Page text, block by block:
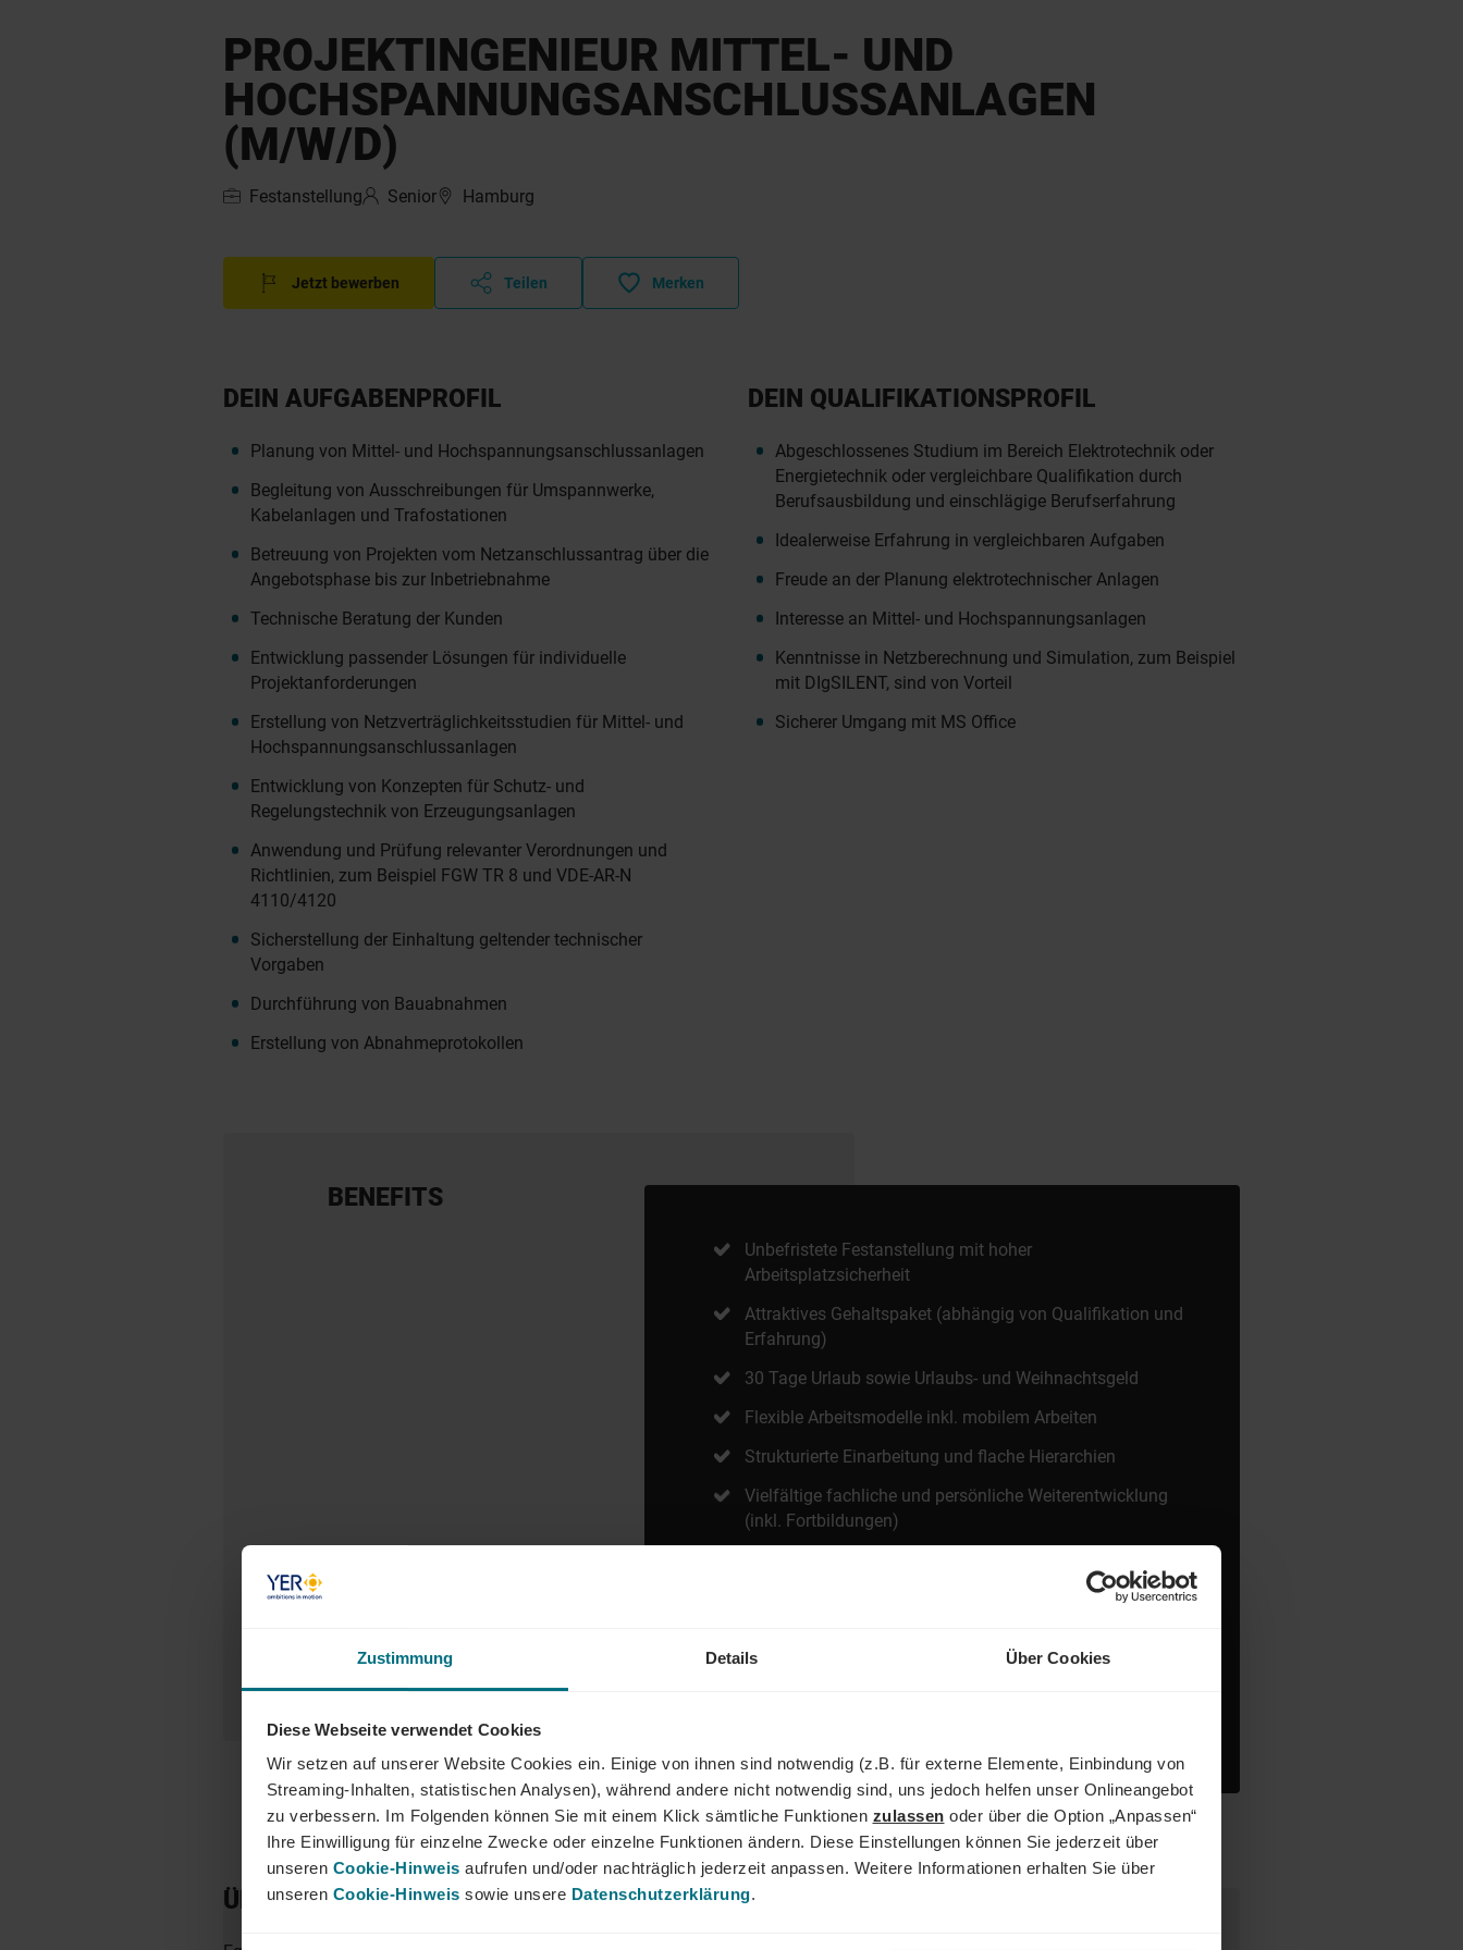
Zustimmung Details Über Cookies
Diese Webseite verwendet Cookies
Wir setzen auf unserer Website Cookies ein. Einige von ihnen sind notwendig (z.B. für externe Elemente, Einbindung von
Streaming-Inhalten, statistischen Analysen), während andere nicht notwendig sind, uns jedoch helfen unser Onlineangebot
zu verbessern. Im Folgenden können Sie mit einem Klick sämtliche Funktionen zulassen oder über die Option „Anpassen“
Ihre Einwilligung für einzelne Zwecke oder einzelne Funktionen ändern. Diese Einstellungen können Sie jederzeit über
unseren Cookie-Hinweis aufrufen und/oder nachträglich jederzeit anpassen. Weitere Informationen erhalten Sie über
unseren Cookie-Hinweis sowie unsere Datenschutzerklärung.
PROJEKTINGENIEUR MITTEL- UND
HOCHSPANNUNGSANSCHLUSSANLAGEN
(M/W/D)
Festanstellung Senior Hamburg
Jetzt bewerben Teilen Merken
DEIN AUFGABENPROFIL
Planung von Mittel- und Hochspannungsanschlussanlagen
Begleitung von Ausschreibungen für Umspannwerke,
Kabelanlagen und Trafostationen
Betreuung von Projekten vom Netzanschlussantrag über die
Angebotsphase bis zur Inbetriebnahme
Technische Beratung der Kunden
Entwicklung passender Lösungen für individuelle
Projektanforderungen
Erstellung von Netzverträglichkeitsstudien für Mittel- und
Hochspannungsanschlussanlagen
Entwicklung von Konzepten für Schutz- und
Regelungstechnik von Erzeugungsanlagen
Anwendung und Prüfung relevanter Verordnungen und
Richtlinien, zum Beispiel FGW TR 8 und VDE-AR-N
4110/4120
Sicherstellung der Einhaltung geltender technischer
Vorgaben
Durchführung von Bauabnahmen
Erstellung von Abnahmeprotokollen
DEIN QUALIFIKATIONSPROFIL
Abgeschlossenes Studium im Bereich Elektrotechnik oder
Energietechnik oder vergleichbare Qualifikation durch
Berufsausbildung und einschlägige Berufserfahrung
Idealerweise Erfahrung in vergleichbaren Aufgaben
Freude an der Planung elektrotechnischer Anlagen
Interesse an Mittel- und Hochspannungsanlagen
Kenntnisse in Netzberechnung und Simulation, zum Beispiel
mit DIgSILENT, sind von Vorteil
Sicherer Umgang mit MS Office
BENEFITS
Unbefristete Festanstellung mit hoher
Arbeitsplatzsicherheit
Attraktives Gehaltspaket (abhängig von Qualifikation und
Erfahrung)
30 Tage Urlaub sowie Urlaubs- und Weihnachtsgeld
Flexible Arbeitsmodelle inkl. mobilem Arbeiten
Strukturierte Einarbeitung und flache Hierarchien
Vielfältige fachliche und persönliche Weiterentwicklung
(inkl. Fortbildungen)
Regelmäßige Teamevents zur Stärkung des
ÜBER YER DEUTSCHLAND